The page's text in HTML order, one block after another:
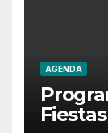
AGENDA